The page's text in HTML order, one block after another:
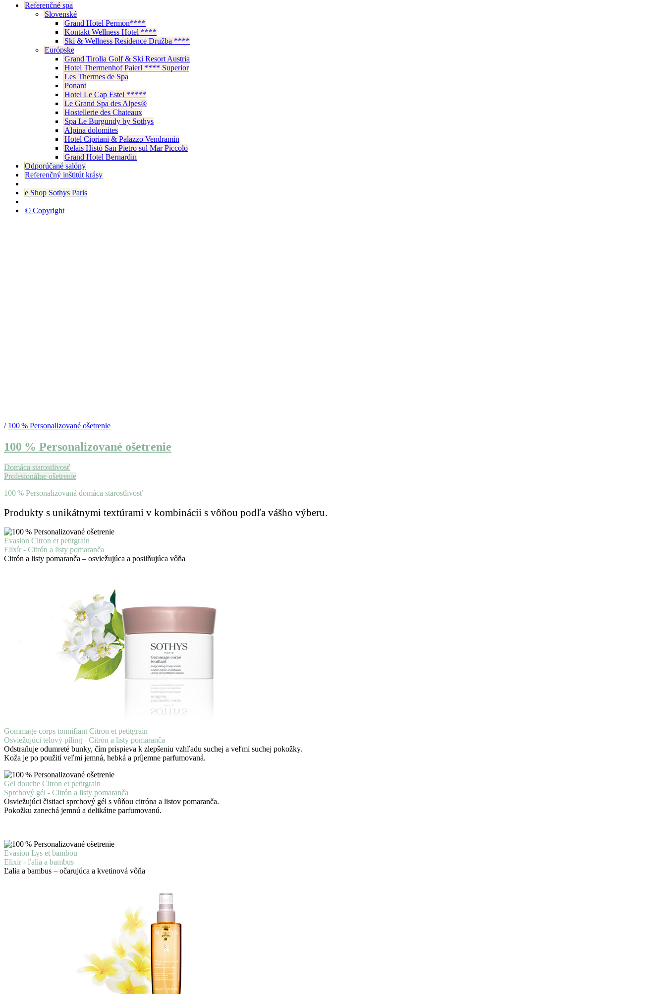
Referenčné spa
Slovenské
Grand Hotel Permon****
Kontakt Wellness Hotel ****
Ski & Wellness Residence Družba ****
Európske
Grand Tirolia Golf & Ski Resort Austria
Hotel Thermenhof Paierl **** Superior
Les Thermes de Spa
Ponant
Hotel Le Cap Estel *****
Le Grand Spa des Alpes®
Hostellerie des Chateaux
Spa Le Burgundy by Sothys
Alpina dolomites
Hotel Cipriani & Palazzo Vendramin
Relais Histó San Pietro sul Mar Piccolo
Grand Hotel Bernardin
Odporúčané salóny
Referenčný inštitút krásy
e Shop Sothys Paris
© Copyright
/ 100 % Personalizované ošetrenie
100 % Personalizované ošetrenie
Domáca starostlivosť
Profesionálne ošetrenie
100 % Personalizovaná domáca starostlivosť
Produkty s unikátnymi textúrami v kombinácii s vôňou podľa vášho výberu.
Evasion Citron et petitgrain
Elixír - Citrón a listy pomaranča
Citrón a listy pomaranča – osviežujúca a posilňujúca vôňa
Gommage corps tonnifiant Citron et petitgrain
Osviežujúci telový píling - Citrón a listy pomaranča
Odstraňuje odumreté bunky, čím prispieva k zlepšeniu vzhľadu suchej a veľmi suchej pokožky.
Koža je po použití veľmi jemná, hebká a príjemne parfumovaná.
Gel douche Citron et petitgrain
Sprchový gél - Citrón a listy pomaranča
Osviežujúci čistiaci sprchový gél s vôňou citróna a listov pomaranča.
Pokožku zanechá jemnú a delikátne parfumovanú.
Evasion Lys et bambou
Elixír - ľalia a bambus
Ľalia a bambus – očarujúca a kvetinová vôňa